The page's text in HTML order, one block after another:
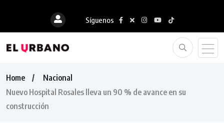
Síguenos
Home
Nacional
Nuevo Hospital Rosales lleva un 90 % de avance en su
construcción